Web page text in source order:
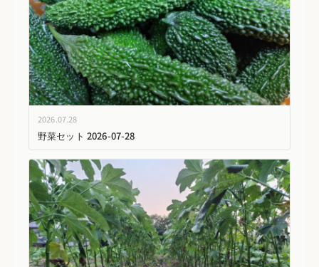
2026.07.28
野菜セット 2026-07-28